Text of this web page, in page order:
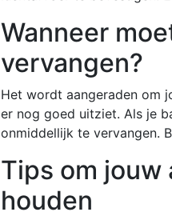
Wanneer
vervangen?
Het wordt aangeraden om
er nog goed uitziet. Als je
onmiddellijk te vervangen.
Tips om
houden